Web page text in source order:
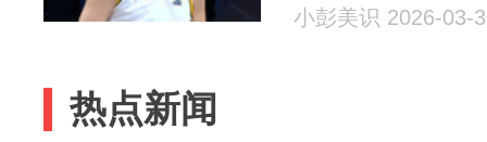
小彭美识 2026-03-
热点新闻